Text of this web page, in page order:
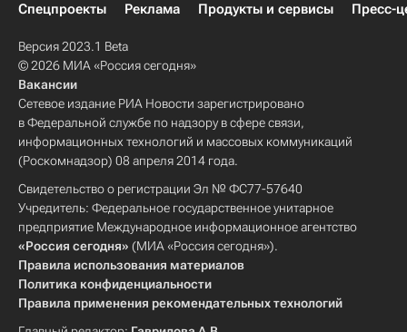
Спецпроекты
Реклама Продукты и сервисы Пресс-
Версия 2023.1 Beta
© 2026 МИА «Россия сегодня»
Вакансии
Сетевое издание РИА Новости зарегистрировано
в Федеральной службе по надзору в сфере связи,
информационных технологий и массовых коммуникаций
(Роскомнадзор) 08 апреля 2014 года.
Свидетельство о регистрации Эл № ФС77-57640
Учредитель: Федеральное государственное унитарное
предприятие Международное информационное агентство
«Россия сегодня» (МИА «Россия сегодня»).
Правила использования материалов
Политика конфиденциальности
Правила применения рекомендательных технологий